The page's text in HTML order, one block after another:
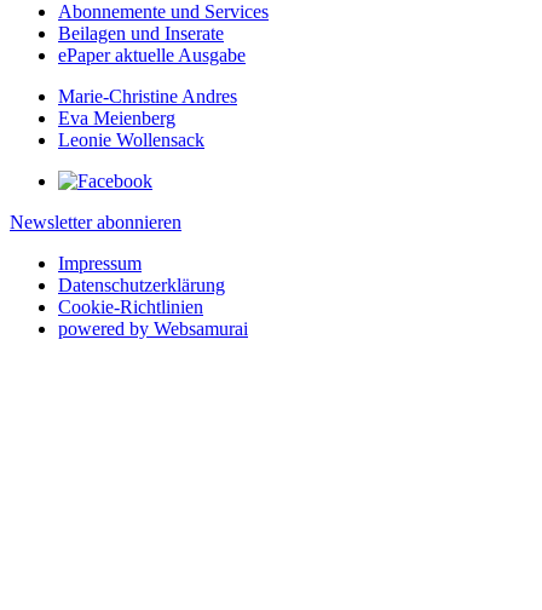
Abonnemente und Services
Beilagen und Inserate
ePaper aktuelle Ausgabe
Marie-Christine Andres
Eva Meienberg
Leonie Wollensack
Newsletter abonnieren
Impressum
Datenschutzerklärung
Cookie-Richtlinien
powered by Websamurai